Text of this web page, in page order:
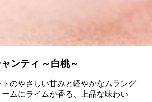
ンティ ～白桃～
のやさしい甘みと軽やかなムラング
ムにライムが香る、上品な味わい